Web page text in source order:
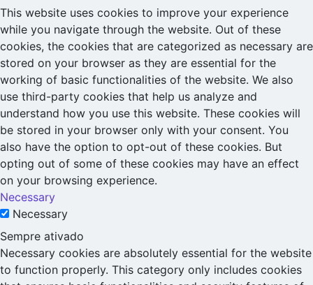
This website uses cookies to improve your experience
while you navigate through the website. Out of these
cookies, the cookies that are categorized as necessary are
stored on your browser as they are essential for the
working of basic functionalities of the website. We also
use third-party cookies that help us analyze and
understand how you use this website. These cookies will
be stored in your browser only with your consent. You
also have the option to opt-out of these cookies. But
opting out of some of these cookies may have an effect
on your browsing experience.
Necessary
Necessary
Sempre ativado
Necessary cookies are absolutely essential for the website
to function properly. This category only includes cookies